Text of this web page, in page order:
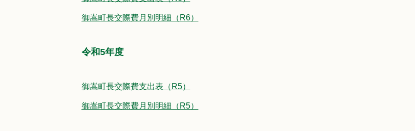
御嵩町長交際費月別明細（R6）
令和5年度
御嵩町長交際費支出表（R5）
御嵩町長交際費月別明細（R5）